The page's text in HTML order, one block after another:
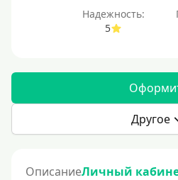
Надежность:
5
Другое
ОписаниеЛичный